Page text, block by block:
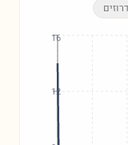
דרוזים
12
16